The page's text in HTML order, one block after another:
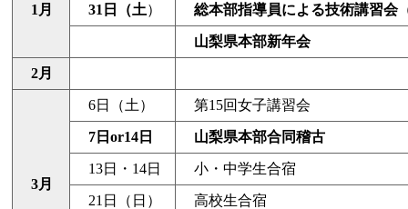
1月 31日（土） 総本部指導員による技術講習会
山梨県本部新年会
2月
3月
6日（土） 第15回女子講習会
7日or14日 山梨県本部合同稽古
13日・14日 小・中学生合宿
21日（日） 高校生合宿